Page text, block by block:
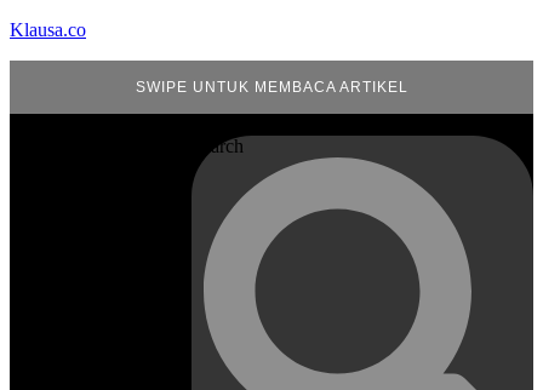
Klausa.co
SWIPE UNTUK MEMBACA ARTIKEL
Search